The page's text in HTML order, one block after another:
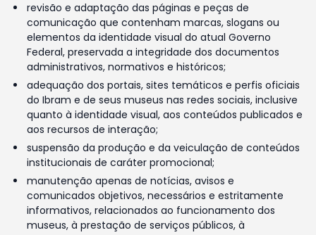
revisão e adaptação das páginas e peças de
comunicação que contenham marcas, slogans ou
elementos da identidade visual do atual Governo
Federal, preservada a integridade dos documentos
administrativos, normativos e históricos;
adequação dos portais, sites temáticos e perfis oficiais
do Ibram e de seus museus nas redes sociais, inclusive
quanto à identidade visual, aos conteúdos publicados e
aos recursos de interação;
suspensão da produção e da veiculação de conteúdos
institucionais de caráter promocional;
manutenção apenas de notícias, avisos e
comunicados objetivos, necessários e estritamente
informativos, relacionados ao funcionamento dos
museus, à prestação de serviços públicos, à